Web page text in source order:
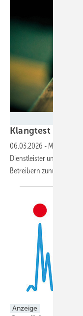
Klangtest im
06.03.2026 - Mit
Dienstleister und
Betreibern zunutze.
Anzeige